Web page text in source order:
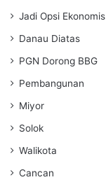
Jadi Opsi Ekonomis
Danau Diatas
PGN Dorong BBG
Pembangunan
Miyor
Solok
Walikota
Cancan